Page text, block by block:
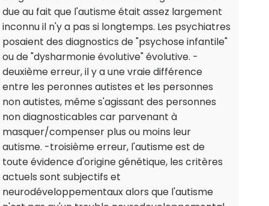
due au fait que l'autisme était assez largement
inconnu il n'y a pas si longtemps. Les psychiatres
posaient des diagnostics de "psychose infantile"
ou de "dysharmonie évolutive" évolutive. -
deuxième erreur, il y a une vraie différence
entre les peronnes autistes et les personnes
non autistes, même s'agissant des personnes
non diagnosticables car parvenant à
masquer/compenser plus ou moins leur
autisme. -troisième erreur, l'autisme est de
toute évidence d'origine génétique, les critères
actuels sont subjectifs et
neurodéveloppementaux alors que l'autisme